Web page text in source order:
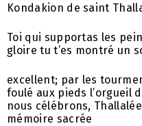
Kondakion de saint
Toi qui supportas les
gloire tu t’es montré un
excellent; par les
foulé aux pieds l’orgueil
nous célébrons,
mémoire sacrée